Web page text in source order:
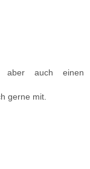
aber auch einen
gerne mit.